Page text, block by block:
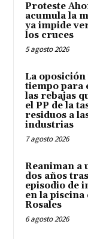
Proteste
acumula la
ya impide
los cruces
5 agosto 2026
La oposición
tiempo para
las rebajas
el PP de la
residuos a
industrias
7 agosto 2026
Reaniman a
dos años
episodio de
en la piscina
Rosales
6 agosto 2026